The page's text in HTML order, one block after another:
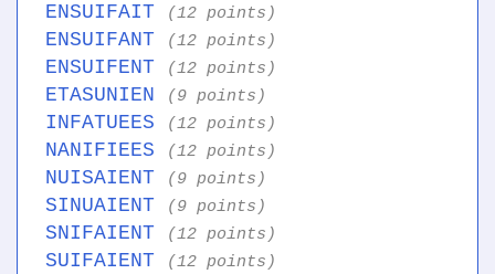
ENSUIFAIT (12 points)
ENSUIFANT (12 points)
ENSUIFENT (12 points)
ETASUNIEN (9 points)
INFATUEES (12 points)
NANIFIEES (12 points)
NUISAIENT (9 points)
SINUAIENT (9 points)
SNIFAIENT (12 points)
SUIFAIENT (12 points)